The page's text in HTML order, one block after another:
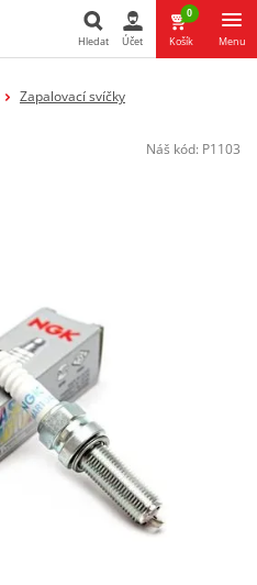
Hledat Účet
0
Košík Menu
Zapalovací svíčky
Náš kód: P1103